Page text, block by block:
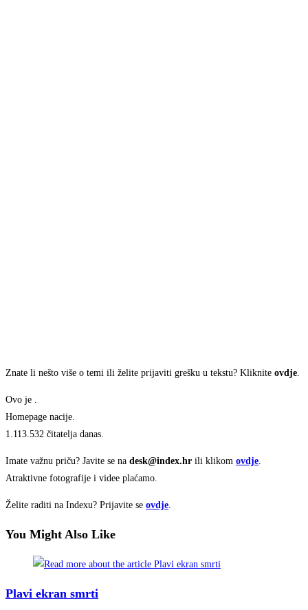
Znate li nešto više o temi ili želite prijaviti grešku u tekstu? Kliknite ovdje.
Ovo je .
Homepage nacije.
1.113.532 čitatelja danas.
Imate važnu priču? Javite se na desk@index.hr ili klikom ovdje.
Atraktivne fotografije i videe plaćamo.
Želite raditi na Indexu? Prijavite se ovdje.
You Might Also Like
Plavi ekran smrti